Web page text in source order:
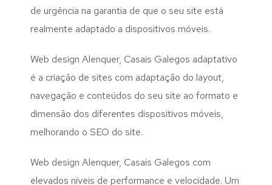
de urgência na garantia de que o seu site está
realmente adaptado a dispositivos móveis.
Web design Alenquer, Casais Galegos adaptativo
é a criação de sites com adaptação do layout,
navegação e conteúdos do seu site ao formato e
dimensão dos diferentes dispositivos móveis,
melhorando o SEO do site.
Web design Alenquer, Casais Galegos com
elevados níveis de performance e velocidade. Um